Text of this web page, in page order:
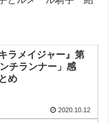
ラメイジャー』第
チランナー」感
め
2020.10.12